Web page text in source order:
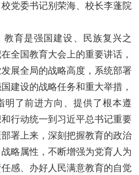
党委书记别荣海、校长李蓬院
教育是强国建设、民族复兴之
全国教育大会上的重要讲话，
展全局的战略高度，系统部署
建设的战略任务和重大举措，
明了前进方向、提供了根本遵
行动统一到习近平总书记重要
署上来，深刻把握教育的政治
略属性，不断增强为党育人为
感、办好人民满意教育的自觉